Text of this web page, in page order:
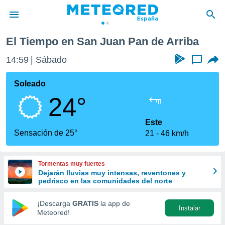
de
por
que se
calidad.
a este
las
y
forma
digital
basada
El Tiempo en San Juan Pan de Arriba
14:59 Sábado ...
Soleado
24°
Sensación de 25°
Este
21
46 km/h
Tormentas muy fuertes
Dejarán lluvias muy intensas, reventones y
pedrisco en las comunidades del norte
¡Descarga GRATIS la app de
Meteored!
Instalar